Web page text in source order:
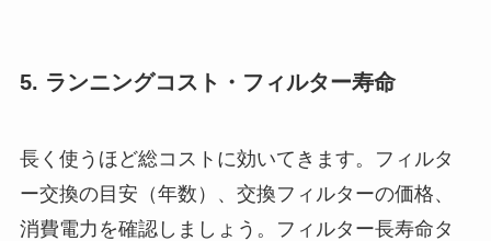
5. ランニングコスト・フィルター寿命
長く使うほど総コストに効いてきます。フィルタ
ー交換の目安（年数）、交換フィルターの価格、
消費電力を確認しましょう。フィルター長寿命タ